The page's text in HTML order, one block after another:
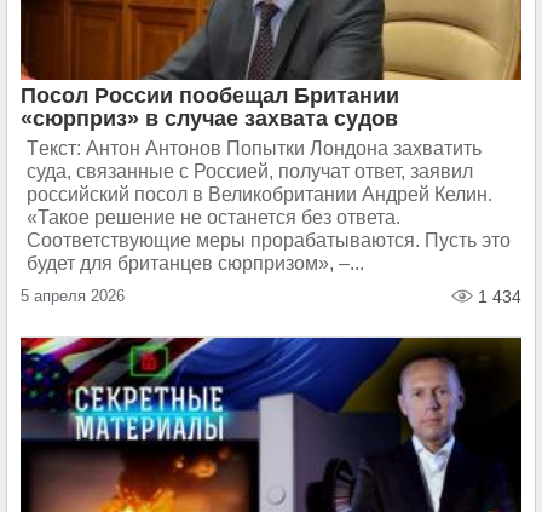
Посол России пообещал Британии
«сюрприз» в случае захвата судов
Tекст: Антон Антонов Попытки Лондона захватить
суда, связанные с Россией, получат ответ, заявил
российский посол в Великобритании Андрей Келин.
«Такое решение не останется без ответа.
Соответствующие меры прорабатываются. Пусть это
будет для британцев сюрпризом», –...
5 апреля 2026 1 434